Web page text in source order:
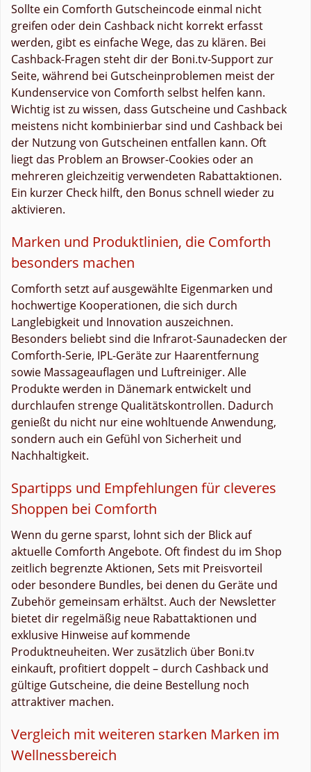
Sollte ein Comforth Gutscheincode einmal nicht
greifen oder dein Cashback nicht korrekt erfasst
werden, gibt es einfache Wege, das zu klären. Bei
Cashback-Fragen steht dir der Boni.tv-Support zur
Seite, während bei Gutscheinproblemen meist der
Kundenservice von Comforth selbst helfen kann.
Wichtig ist zu wissen, dass Gutscheine und Cashback
meistens nicht kombinierbar sind und Cashback bei
der Nutzung von Gutscheinen entfallen kann. Oft
liegt das Problem an Browser-Cookies oder an
mehreren gleichzeitig verwendeten Rabattaktionen.
Ein kurzer Check hilft, den Bonus schnell wieder zu
aktivieren.
Marken und Produktlinien, die Comforth
besonders machen
Comforth setzt auf ausgewählte Eigenmarken und
hochwertige Kooperationen, die sich durch
Langlebigkeit und Innovation auszeichnen.
Besonders beliebt sind die Infrarot-Saunadecken der
Comforth-Serie, IPL-Geräte zur Haarentfernung
sowie Massageauflagen und Luftreiniger. Alle
Produkte werden in Dänemark entwickelt und
durchlaufen strenge Qualitätskontrollen. Dadurch
genießt du nicht nur eine wohltuende Anwendung,
sondern auch ein Gefühl von Sicherheit und
Nachhaltigkeit.
Spartipps und Empfehlungen für cleveres
Shoppen bei Comforth
Wenn du gerne sparst, lohnt sich der Blick auf
aktuelle Comforth Angebote. Oft findest du im Shop
zeitlich begrenzte Aktionen, Sets mit Preisvorteil
oder besondere Bundles, bei denen du Geräte und
Zubehör gemeinsam erhältst. Auch der Newsletter
bietet dir regelmäßig neue Rabattaktionen und
exklusive Hinweise auf kommende
Produktneuheiten. Wer zusätzlich über Boni.tv
einkauft, profitiert doppelt – durch Cashback und
gültige Gutscheine, die deine Bestellung noch
attraktiver machen.
Vergleich mit weiteren starken Marken im
Wellnessbereich